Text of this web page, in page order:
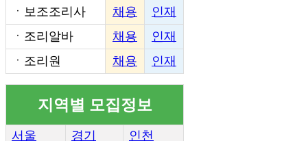
ㆍ 보조조리사 채용
인재
ㆍ 조리알바 채용
인재
ㆍ 조리원 채용 인재
지역별 모집정보
서울 경기
인천